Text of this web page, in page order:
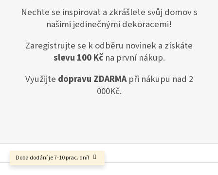
Doba dodání je 7-10 prac. dní!
Nechte se inspirovat a zkrášlete svůj domov s
našimi jedinečnými dekoracemi!
Zaregistrujte se k odběru novinek a získáte
slevu 100 Kčna první nákup.
Využijte dopravu ZDARMApři nákupu nad 2
000Kč.
Z